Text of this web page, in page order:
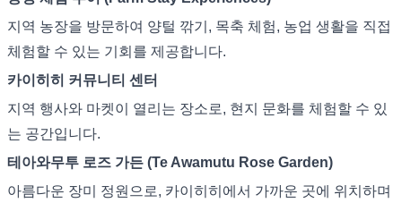
지역 농장을 방문하여 양털 깎기, 목축 체험, 농업 생활을 직접
체험할 수 있는 기회를 제공합니다.
카이히히 커뮤니티 센터
지역 행사와 마켓이 열리는 장소로, 현지 문화를 체험할 수 있
는 공간입니다.
테아와무투 로즈 가든 (Te Awamutu Rose Garden)
아름다운 장미 정원으로, 카이히히에서 가까운 곳에 위치하며